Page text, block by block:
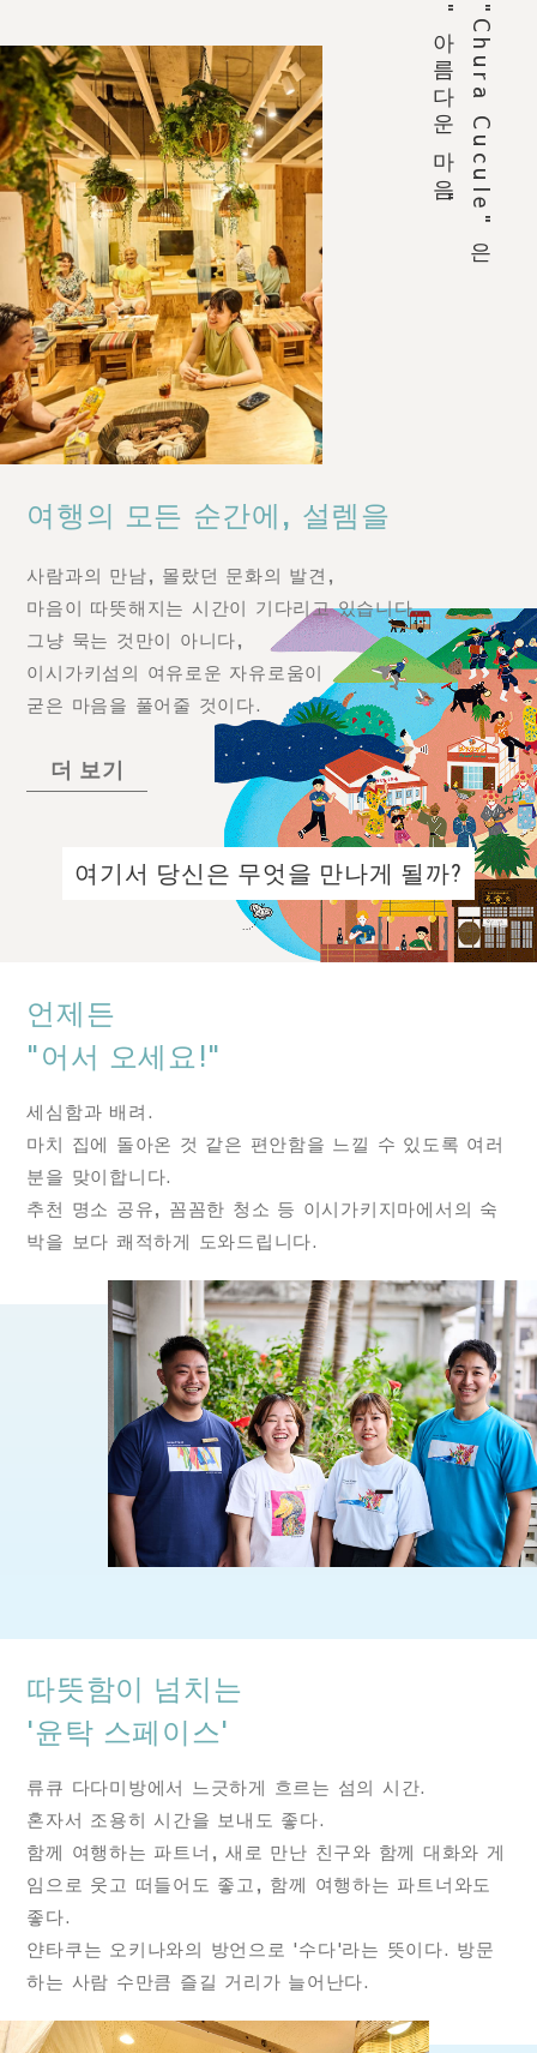
"Chura Cucule"은
"아름다운 마음"
여행의 모든 순간에, 설렘을
사람과의 만남, 몰랐던 문화의 발견,
마음이 따뜻해지는 시간이 기다리고 있습니다.
그냥 묵는 것만이 아니다,
이시가키섬의 여유로운 자유로움이
굳은 마음을 풀어줄 것이다.
더 보기
여기서 당신은 무엇을 만나게 될까?
언제든
"어서 오세요!"
세심함과 배려.
마치 집에 돌아온 것 같은 편안함을 느낄 수 있도록 여러
분을 맞이합니다.
추천 명소 공유, 꼼꼼한 청소 등 이시가키지마에서의 숙
박을 보다 쾌적하게 도와드립니다.
따뜻함이 넘치는
'윤탁 스페이스'
류큐 다다미방에서 느긋하게 흐르는 섬의 시간.
혼자서 조용히 시간을 보내도 좋다.
함께 여행하는 파트너, 새로 만난 친구와 함께 대화와 게
임으로 웃고 떠들어도 좋고, 함께 여행하는 파트너와도
좋다.
얀타쿠는 오키나와의 방언으로 '수다'라는 뜻이다. 방문
하는 사람 수만큼 즐길 거리가 늘어난다.